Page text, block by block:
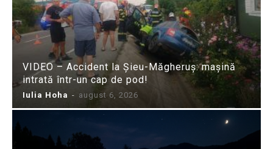
VIDEO – Accident la Șieu-Măgheruș: mașină
intrată într-un cap de pod!
Iulia Hoha - august 6, 2026